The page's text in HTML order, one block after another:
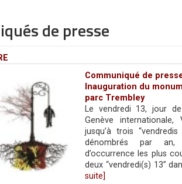
de presse
Communiqué de
Inauguration du
parc Trembley
Le vendredi 13, jour
Genève
jusqu’à trois
dénombrés par an,
d’occurrence les plus
deux “vendredi(s) 13”
suite]